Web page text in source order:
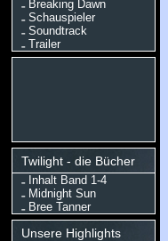
Breaking Dawn
Schauspieler
Soundtrack
Trailer
Twilight - die Bücher
Inhalt Band 1-4
Midnight Sun
Bree Tanner
Unsere Highlights